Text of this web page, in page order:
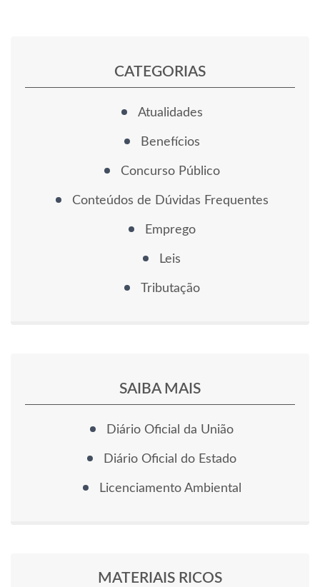
CATEGORIAS
Atualidades
Benefícios
Concurso Público
Conteúdos de Dúvidas Frequentes
Emprego
Leis
Tributação
SAIBA MAIS
Diário Oficial da União
Diário Oficial do Estado
Licenciamento Ambiental
MATERIAIS RICOS